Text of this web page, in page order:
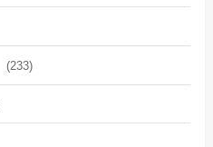
(233)